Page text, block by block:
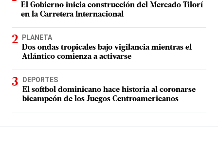
El Gobierno inicia construcción del Mercado Tilorí
en la Carretera Internacional
PLANETA
Dos ondas tropicales bajo vigilancia mientras el
Atlántico comienza a activarse
DEPORTES
El softbol dominicano hace historia al coronarse
bicampeón de los Juegos Centroamericanos